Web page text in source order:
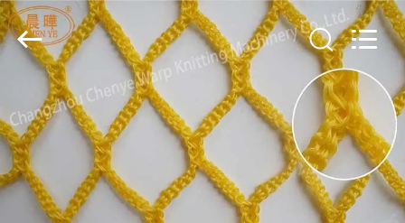
ACCUEIL
PRODUITS
Chenye
Warp
Knitting
Machinery
Rights
Reserved.